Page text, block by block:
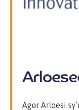
Agor Arloesi